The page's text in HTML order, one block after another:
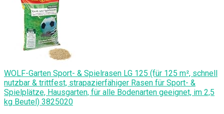
WOLF-Garten Sport- & Spielrasen LG 125 (für 125 m², schnell
nutzbar & trittfest, strapazierfähiger Rasen für Sport- &
Spielplätze, Hausgarten, für alle Bodenarten geeignet, im 2,5
kg Beutel) 3825020